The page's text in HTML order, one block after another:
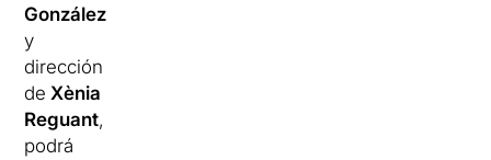
González
y
dirección
de Xènia
Reguant,
podrá